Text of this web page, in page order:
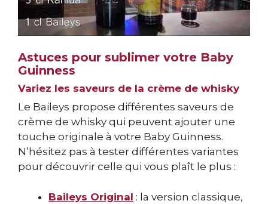
Astuces pour sublimer votre Baby
Guinness
Variez les saveurs de la crème de whisky
Le Baileys propose différentes saveurs de
crème de whisky qui peuvent ajouter une
touche originale à votre Baby Guinness.
N’hésitez pas à tester différentes variantes
pour découvrir celle qui vous plaît le plus :
Baileys Original : la version classique,